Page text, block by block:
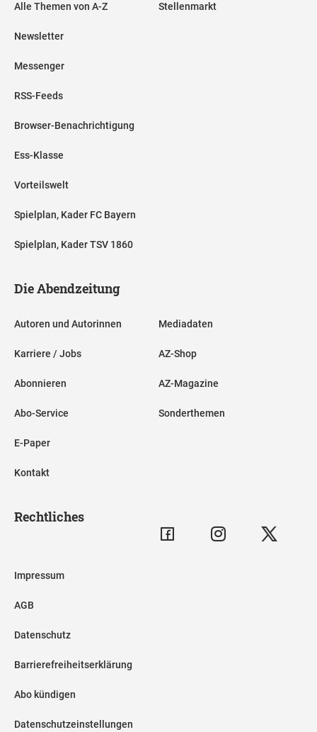
Alle Themen von A-Z
Newsletter
Messenger
RSS-Feeds
Browser-Benachrichtigung
Ess-Klasse
Vorteilswelt
Spielplan, Kader FC Bayern
Spielplan, Kader TSV 1860
Stellenmarkt
Die Abendzeitung
Autoren und Autorinnen
Karriere / Jobs
Abonnieren
Abo-Service
E-Paper
Kontakt
Mediadaten
AZ-Shop
AZ-Magazine
Sonderthemen
Rechtliches
Impressum
AGB
Datenschutz
Barrierefreiheitserklärung
Abo kündigen
Datenschutzeinstellungen